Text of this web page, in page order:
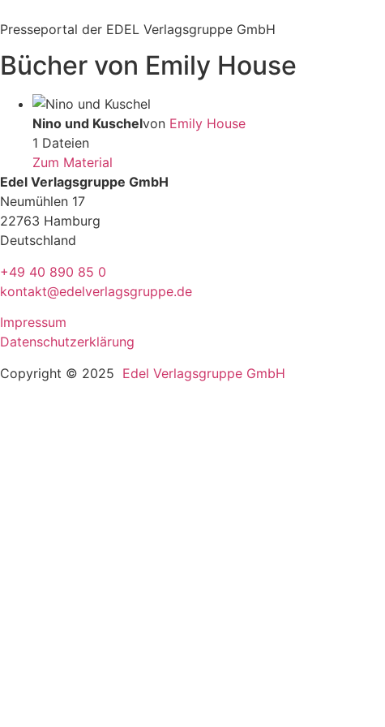
Inhalt
Presseportal der EDEL Verlagsgruppe GmbH
Bücher von Emily House
Nino und Kuschelvon Emily House
1 Dateien
Zum Material
Edel Verlagsgruppe GmbH
Neumühlen 17
22763 Hamburg
Deutschland
+49 40 890 85 0
kontakt@edelverlagsgruppe.de
Impressum
Datenschutzerklärung
Copyright © 2025 Edel Verlagsgruppe GmbH